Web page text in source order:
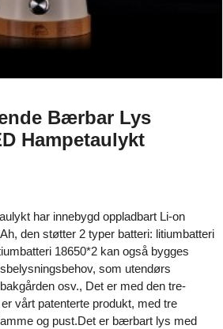
Bærbar Lys
Hampetaulykt
har innebygd oppladbart Li-on
den støtter 2 typer batteri: litiumbatteri
18650*2 kan også bygges
som utendørs
osv., Det er med den tre-
vårt patenterte produkt, med tre
og pust.Det er bærbart lys med